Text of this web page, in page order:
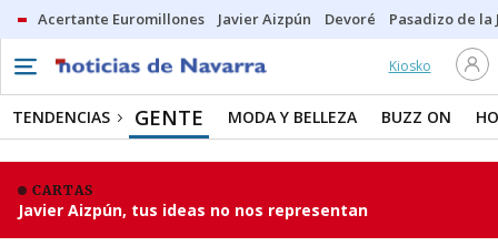
Acertante Euromillones Javier Aizpún Devoré Pasadizo de la
Kiosko
TENDENCIAS GENTE MODA Y BELLEZA BUZZ ON
CARTAS
Javier Aizpún, tus ideas no nos representan